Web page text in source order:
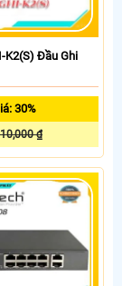
K2(S) Đầu Ghi
30%
₫